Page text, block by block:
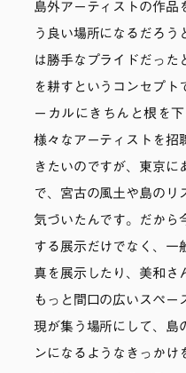
島外アーティストの作品
う良い場所になるだろう
は勝手なプライドだった
を耕すというコンセプト
ーカルにきちんと根を
様々なアーティストを招
きたいのですが、東京に
で、宮古の風土や島のリ
気づいたんです。だから
する展示だけでなく、一
真を展示したり、美和さ
もっと間口の広いスペー
現が集う場所にして、島
ンになるようなきっかけ